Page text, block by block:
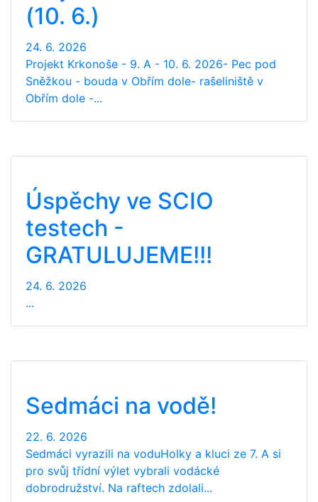
(10. 6.)
24. 6. 2026
Projekt Krkonoše - 9. A - 10. 6. 2026- Pec pod
Sněžkou - bouda v Obřím dole- rašeliniště v
Obřím dole -...
Úspěchy ve SCIO
testech -
GRATULUJEME!!!
24. 6. 2026
...
Sedmáci na vodě!
22. 6. 2026
Sedmáci vyrazili na voduHolky a kluci ze 7. A si
pro svůj třídní výlet vybrali vodácké
dobrodružství. Na raftech zdolali...